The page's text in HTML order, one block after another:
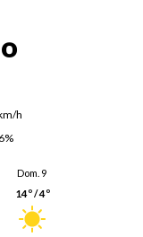
h
Dom. 9
14º / 4º